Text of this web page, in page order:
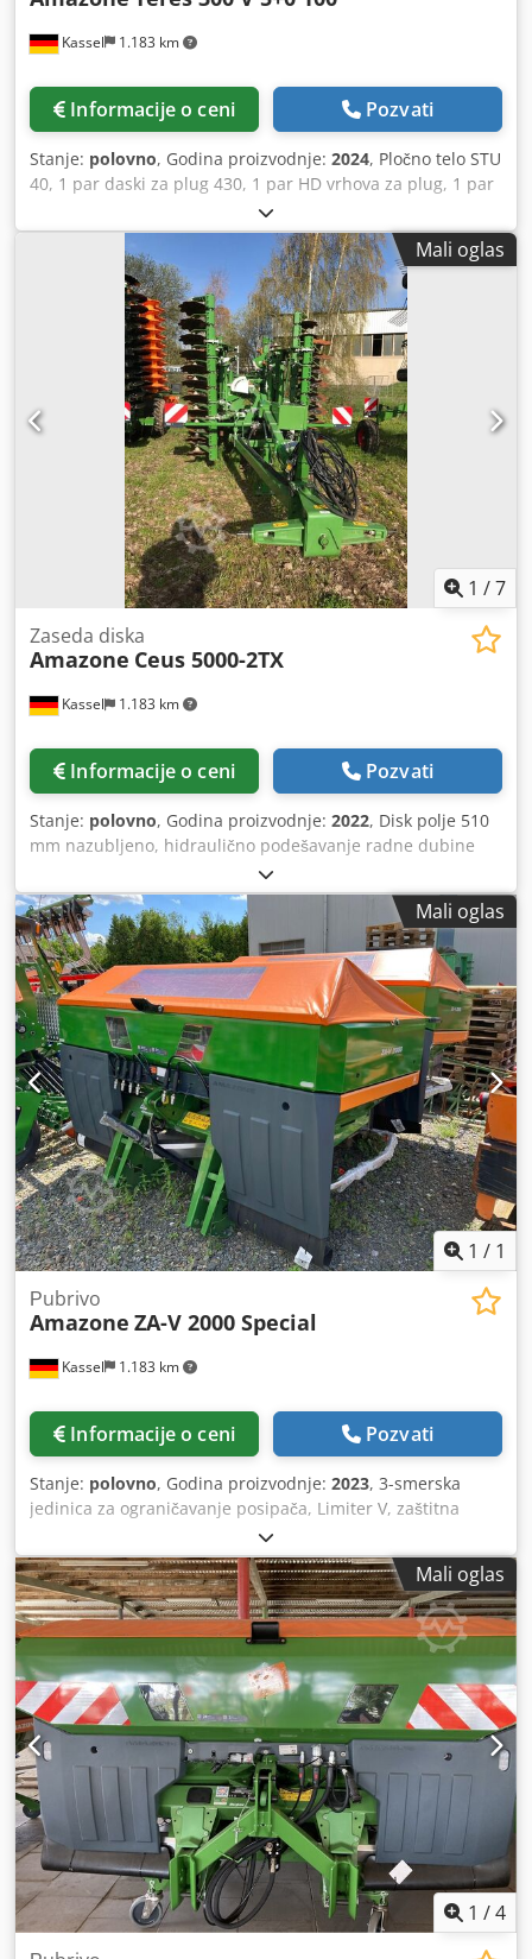
Kassel 1.183 km
Informacije o ceni Pozvati
Stanje: polovno, Godina proizvodnje: 2024, Pločno telo STU
40, 1 par daski za plug 430, 1 par HD vrhova za plug, 1 par
/ nosač predpluga za visinu rama 80 za hidrauličku zaštitu
od preopterećenja predplug M2, 1 par držača talir-sekača,
talir-sekač D 500 nazubljen, zaštita od habanja, 1 par /
montaža tela sa Dedpfet A Udysx Aaisck
Mali oglas
1 /7
Kassel 1.183 km
Zaseda diska
Amazone Ceus 5000-2TX
Informacije o ceni Pozvati
Stanje: polovno, Godina proizvodnje: 2022, Disk polje 510
mm nazubljeno, hidraulično podešavanje radne dubine
diska, hidraulično podešavanje radne dubine
izravnavajuće jedinice, C-Mix-Ultra zupci za Ceus 50,
hidraulično podešavanje radne dubine polja zubaca sa
hidrauličnom vučnom osovinom, HD nož 80 mm (14/K1)
Dsdpjtz Tplofx Aaijck
Mali oglas
1 / 1
Kassel 1.183 km
Рubrivo
Amazone ZA-V 2000 Special
Informacije o ceni Pozvati
Stanje: polovno, Godina proizvodnje: 2023, 3-smerska
jedinica za ograničavanje posipača, Limiter V, zaštitna
ograda za cev, L, mehanički pokazivač položaja posipačkog
uređaja ZA-V, produžetak spremnika S 2000, ugradni delovi
za osnovni uređaj ZA, kardansko vratilo sa sigurnosnom
spojkom, blatobrani L i merdevine, LED osvetljenje pozadi.
Dsdpfx Aaot Dwibsieck
Mali oglas
1 /4